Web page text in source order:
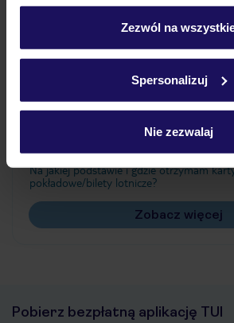
personalizować swój wybór wchodząc
Szczegółowe informacje o plikach
Zezwól na
Spersonalizuj
Nie zezwalaj
Ważne informacje
Często zadawane pytania
Jak zmienić uczestników/osobę zgłaszającą?
Czy w Hotelu będzie przedstawiciel TUI?
Na jakiej podstawie i gdzie otrzymam
pokładowe/bilety lotnicze?
Zobacz więcej
Pobierz bezpłatną aplikację TUI